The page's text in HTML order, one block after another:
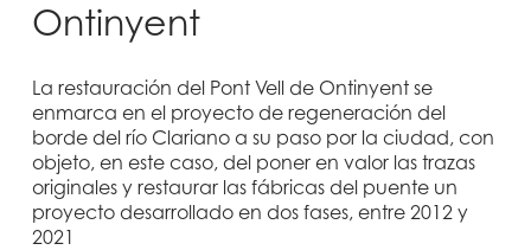
Ontinyent
La restauración del Pont Vell de Ontinyent se
enmarca en el proyecto de regeneración del
borde del río Clariano a su paso por la ciudad, con
objeto, en este caso, del poner en valor las trazas
originales y restaurar las fábricas del puente un
proyecto desarrollado en dos fases, entre 2012 y
2021